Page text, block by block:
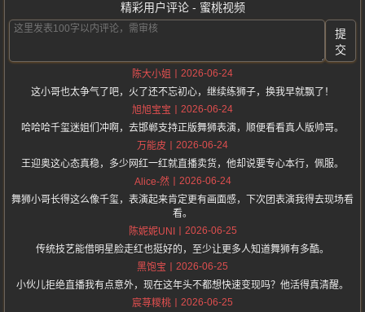
精彩用户评论 - 蜜桃视频
提
交
陈大小姐
2026-06-24
这小哥也太争气了吧，火了还不忘初心，继续练狮子，换我早就飘了！
旭旭宝宝
2026-06-24
哈哈哈千玺迷姐们冲啊，去邯郸支持正版舞狮表演，顺便看看真人版帅哥。
万能皮
2026-06-24
王迎奥这心态真稳，多少网红一红就直播卖货，他却说要专心本行，佩服。
Alice-然
2026-06-24
舞狮小哥长得这么像千玺，表演起来肯定更有画面感，下次团表演我得去现场看
看。
陈妮妮UNI
2026-06-25
传统技艺能借明星脸走红也挺好的，至少让更多人知道舞狮有多酷。
黑饱宝
2026-06-25
小伙儿拒绝直播我有点意外，现在这年头不都想快速变现吗？他活得真清醒。
宸荨糭桃
2026-06-25